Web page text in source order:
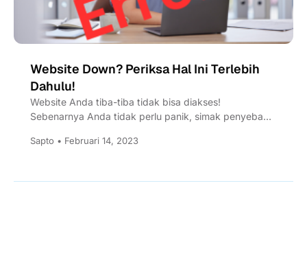
Website Down? Periksa Hal Ini Terlebih
Dahulu!
Website Anda tiba-tiba tidak bisa diakses!
Sebenarnya Anda tidak perlu panik, simak penyebab
Sapto • Februari 14, 2023